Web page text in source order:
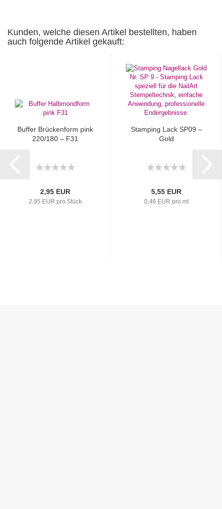
Kunden, welche diesen Artikel bestellten, haben
auch folgende Artikel gekauft:
Buffer Brückenform pink
220/180 – F31
2,95 EUR
2,95 EUR pro Stück
Stamping Lack SP09 –
Gold
5,55 EUR
0,46 EUR pro ml